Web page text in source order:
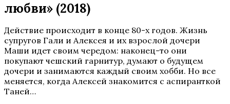
любви» (2018)
Действие происходит в конце 80-х годов. Жизнь
супругов Гали и Алексея и их взрослой дочери
Маши идет своим чередом: наконец-то они
покупают чешский гарнитур, думают о будущем
дочери и занимаются каждый своим хобби. Но все
меняется, когда Алексей знакомится с аспиранткой
Таней…